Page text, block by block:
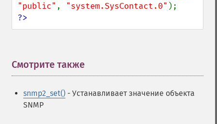
"public" , "system.SysContact.0"
?>
Смотрите также
snmp2_set() - Устанавливает значение объекта
SNMP